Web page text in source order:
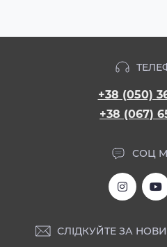
+38 (050)
+38 (067)
СОЦ
СЛІДКУЙТЕ ЗА